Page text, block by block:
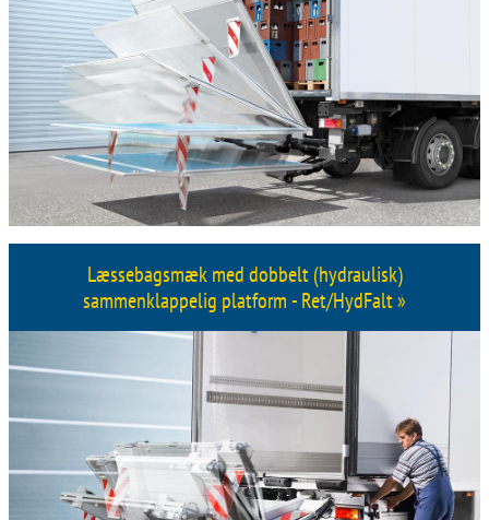
Læssebagsmæk med dobbelt (hydraulisk)
sammenklappelig platform - Ret/HydFalt »